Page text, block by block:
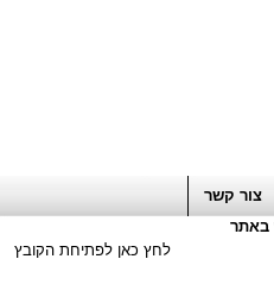
צור קשר
באתר
לחץ כאן לפתיחת הקובץ